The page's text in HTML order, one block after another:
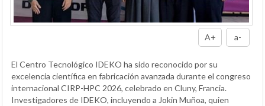
A+ a-
El Centro Tecnológico IDEKO ha sido reconocido por su
excelencia científica en fabricación avanzada durante el congreso
internacional CIRP-HPC 2026, celebrado en Cluny, Francia.
Investigadores de IDEKO, incluyendo a Jokin Muñoa, quien